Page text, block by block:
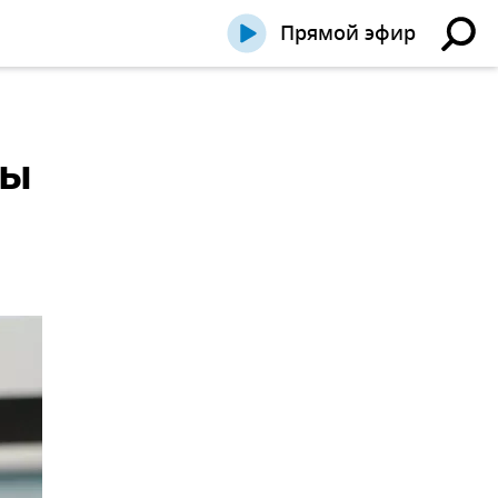
Прямой эфир